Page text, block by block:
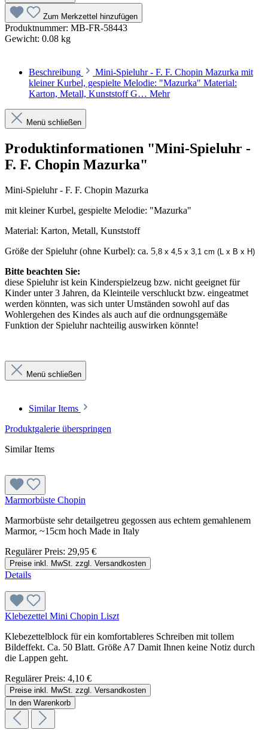
Zum Merkzettel hinzufügen
Produktnummer: MB-FR-58443
Gewicht: 0.08 kg
Beschreibung
Mini-Spieluhr - F. F. Chopin Mazurka mit
kleiner Kurbel, gespielte Melodie: "Mazurka" Material:
Karton, Metall, Kunststoff G… Mehr
Menü schließen
Produktinformationen "Mini-Spieluhr -
F. F. Chopin Mazurka"
Mini-Spieluhr - F. F. Chopin Mazurka
mit kleiner Kurbel, gespielte Melodie: "Mazurka"
Material: Karton, Metall, Kunststoff
Größe der Spieluhr (ohne Kurbel): ca. 5,8 x 4,5 x 3,1 cm (L x B x H)
Bitte beachten Sie:
diese Spieluhr ist kein Kinderspielzeug bzw. nicht geeignet für
Kinder unter 3 Jahren, da Kleinteile verschluckt bzw. eingeatmet
werden könnten, was sich unter Umständen sowohl auf das
Wohlergehen des Kindes als auch auf die ordnungsgemäße
Funktion der Spieluhr nachteilig auswirken könnte!
Menü schließen
Similar Items
Produktgalerie überspringen
Similar Items
Marmorbüste Chopin
Marmorbüste sehr detailgetreu gegossen aus echtem gemahlenem
Marmor, ~15cm hoch Made in Italy
Regulärer Preis: 29,95 €
Preise inkl. MwSt. zzgl. Versandkosten
Details
Klebezettel Mini Chopin Liszt
Klebezettelblock für ein komfortableres Schreiben mit tollem
Bildeffekt. Ca. 50 Blatt. Größe A7 Damit Ihnen keine Notiz durch
die Lappen geht.
Regulärer Preis: 4,10 €
Preise inkl. MwSt. zzgl. Versandkosten
In den Warenkorb